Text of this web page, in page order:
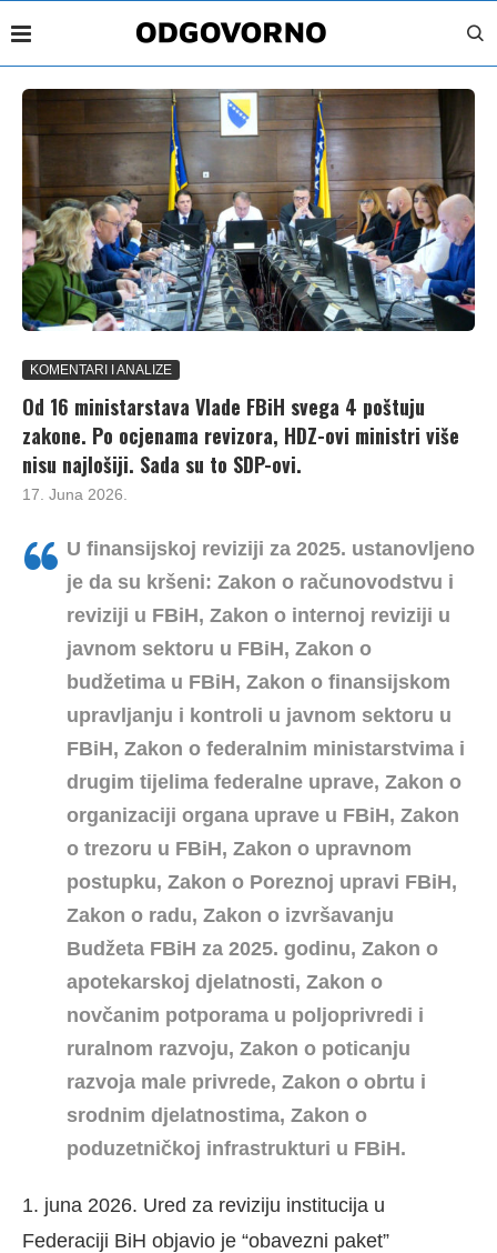
KOMENTARI I ANALIZE
Od 16 ministarstava Vlade FBiH svega 4 poštuju
zakone. Po ocjenama revizora, HDZ-ovi ministri više
nisu najlošiji. Sada su to SDP-ovi.
17. Juna 2026.
U finansijskoj reviziji za 2025. ustanovljeno
je da su kršeni: Zakon o računovodstvu i
reviziji u FBiH, Zakon o internoj reviziji u
javnom sektoru u FBiH, Zakon o
budžetima u FBiH, Zakon o finansijskom
upravljanju i kontroli u javnom sektoru u
FBiH, Zakon o federalnim ministarstvima i
drugim tijelima federalne uprave, Zakon o
organizaciji organa uprave u FBiH, Zakon
o trezoru u FBiH, Zakon o upravnom
postupku, Zakon o Poreznoj upravi FBiH,
Zakon o radu, Zakon o izvršavanju
Budžeta FBiH za 2025. godinu, Zakon o
apotekarskoj djelatnosti, Zakon o
novčanim potporama u poljoprivredi i
ruralnom razvoju, Zakon o poticanju
razvoja male privrede, Zakon o obrtu i
srodnim djelatnostima, Zakon o
poduzetničkoj infrastrukturi u FBiH.
1. juna 2026. Ured za reviziju institucija u
Federaciji BiH objavio je “obavezni paket”